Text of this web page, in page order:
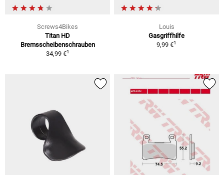
Screws4Bikes
Titan HD
Bremsscheibenschrauben
34,99 €1
Louis
Gasgriffhilfe
9,99 €1